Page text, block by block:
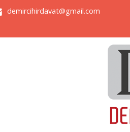
demircihirdavat@gmail.com